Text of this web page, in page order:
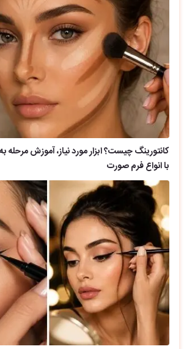
کانتورینگ چیست؟ ابزار مورد نیاز، آموزش مرحله
با انواع فرم صورت